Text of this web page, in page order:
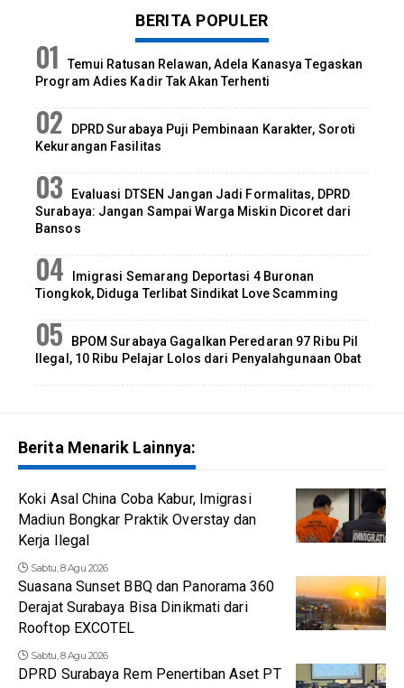
BERITA POPULER
Temui Ratusan Relawan, Adela Kanasya Tegaskan
Program Adies Kadir Tak Akan Terhenti
DPRD Surabaya Puji Pembinaan Karakter, Soroti
Kekurangan Fasilitas
Evaluasi DTSEN Jangan Jadi Formalitas, DPRD
Surabaya: Jangan Sampai Warga Miskin Dicoret dari
Bansos
Imigrasi Semarang Deportasi 4 Buronan
Tiongkok, Diduga Terlibat Sindikat Love Scamming
BPOM Surabaya Gagalkan Peredaran 97 Ribu Pil
Ilegal, 10 Ribu Pelajar Lolos dari Penyalahgunaan Obat
Berita Menarik Lainnya:
Koki Asal China Coba Kabur, Imigrasi
Madiun Bongkar Praktik Overstay dan
Kerja Ilegal
Sabtu, 8 Agu 2026
Suasana Sunset BBQ dan Panorama 360
Derajat Surabaya Bisa Dinikmati dari
Rooftop EXCOTEL
Sabtu, 8 Agu 2026
DPRD Surabaya Rem Penertiban Aset PT